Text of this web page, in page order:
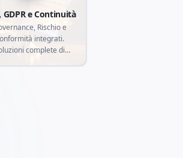
GDPR e Continuità
Rischio e
integrati.
complete di